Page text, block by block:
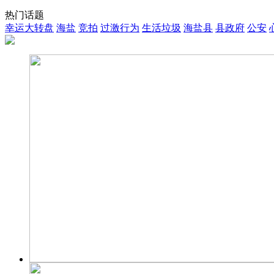
热门话题
幸运大转盘 海盐 竞拍 过激行为 生活垃圾 海盐县 县政府 公安